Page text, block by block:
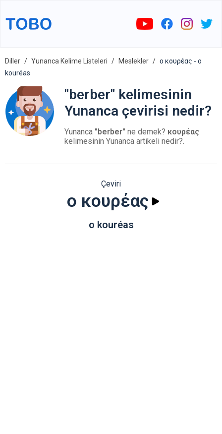
Diller Yunanca Kelime Listeleri Meslekler
ο κουρέας - o
kouréas
"berber" kelimesinin
Yunanca çevirisi nedir?
Yunanca "berber" ne demek? κουρέας
kelimesinin Yunanca artikeli nedir?.
Çeviri
ο κουρέας
o kouréas